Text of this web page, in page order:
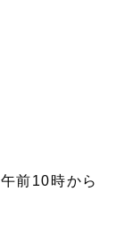
前10時から